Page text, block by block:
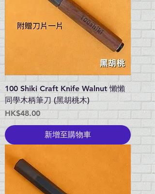
100 Shiki Craft Knife Walnut 懶懶
同學木柄筆刀 (黑胡桃木)
價格
HK$48.00
新增至購物車